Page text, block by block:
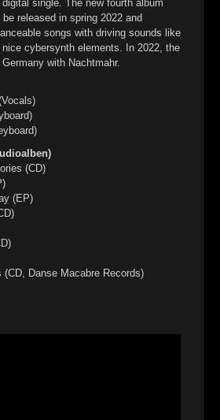
single. The new fourth album
be released in spring 2022 and
songs with driving sounds like
cybersynth elements. In 2022, the
with Nachtmahr.
(CD)
(EP)
(CD, Danse Macabre Records)